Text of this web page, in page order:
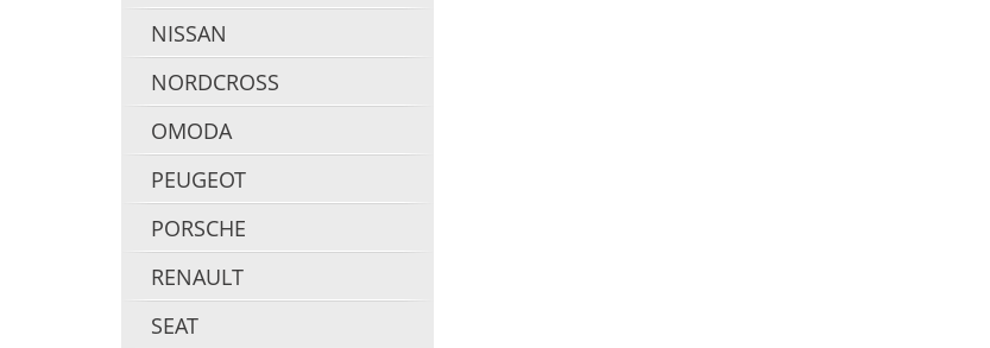
NISSAN
NORDCROSS
OMODA
PEUGEOT
PORSCHE
RENAULT
SEAT